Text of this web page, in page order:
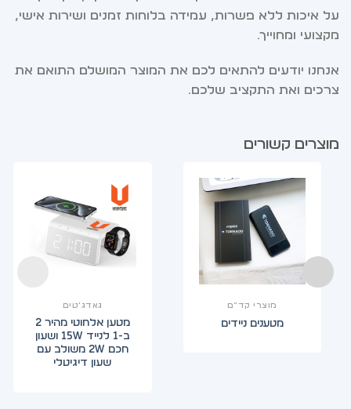
על איכות ללא פשרות, עמידה בלוחות זמנים ושירות אישי,
מקצועי ומחוייך.
אנחנו יודעים להתאים לכם את המוצר המושלם התואם את
צרכים ואת התקציב שלכם.
מוצרים קשורים
גאדג'טים
מטען אלחוטי מהיר 2
ב-1 לנייד 15W ושעון
חכם 2W משולב עם
שעון דיגיטלי
מוצרי קד”ם
מטענים ניידים